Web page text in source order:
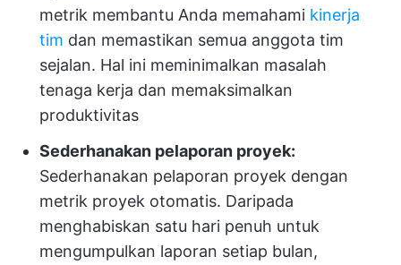
metrik membantu Anda memahami kinerja
tim dan memastikan semua anggota tim
sejalan. Hal ini meminimalkan masalah
tenaga kerja dan memaksimalkan
produktivitas
Sederhanakan pelaporan proyek:
Sederhanakan pelaporan proyek dengan
metrik proyek otomatis. Daripada
menghabiskan satu hari penuh untuk
mengumpulkan laporan setiap bulan,